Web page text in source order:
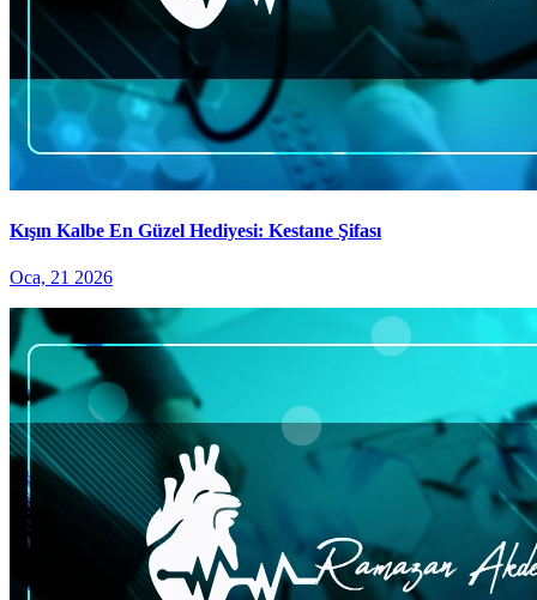
Kışın Kalbe En Güzel Hediyesi: Kestane Şifası
Oca, 21 2026